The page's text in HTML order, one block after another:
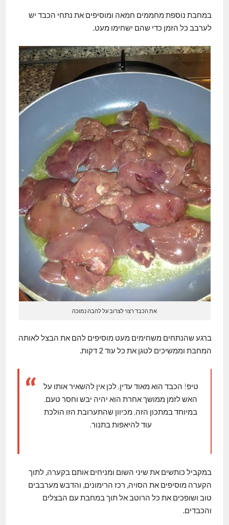
במחבת נוספת מחממים חמאה ומוסיפים את נתחי הכבד יש
לערבב כל הזמן כדי שהם ישחימו מעט.
את הכבד רצוי לצרוב על להבה נמוכה
ברגע שהנתחים משחימים מעט מוסיפים להם את הבצל לאותה
המחבת וממשיכים לטגן את כל עוד 2 דקות.
טיפ! הכבד הוא מאוד עדין, לכן אין להשאיר אותו על
האש לזמן ממושך אחרת הוא יהיה יבש וחסר טעם.
במיוחד במתכון הזה, מכיוון שהתערובת הזו הולכת
עוד להיאפות בתנור.
במקביל כותשים את שיני השום ומניחים אותם בקערה, לתוך
הקערה מוסיפים את הסויה, רכז הרימונים, והדבש מערבבים
טוב ושופכים את כל הרוטב אל תוך במחבת עם הבצלים
והכבדים.